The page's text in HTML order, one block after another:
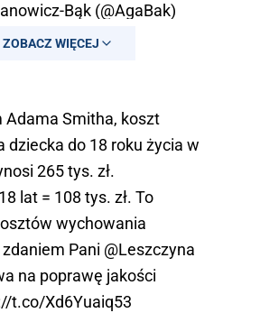
Bąk (@AgaBak)
ZOBACZ WIĘCEJ
Adama Smitha, koszt
dziecka do 18 roku życia w
265 tys. zł.
lat = 108 tys. zł. To
wychowania
Pani @Leszczyna
na poprawę jakości
t.co/Xd6Yuaiq53